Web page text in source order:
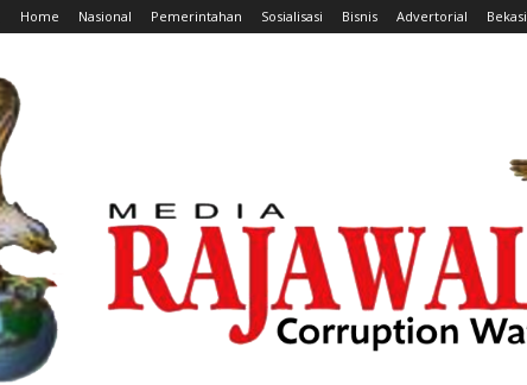
Home Nasional Pemerintahan Sosialisasi Bisnis Advertorial Bekasi